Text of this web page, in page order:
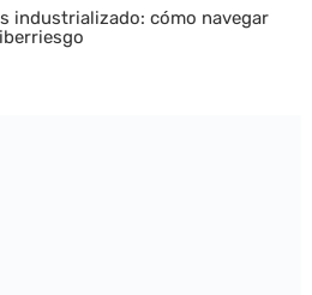
industrializado: cómo navegar